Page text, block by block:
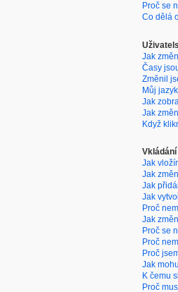
Proč se
Co dělá
Jak
Časy
Změnil
Můj
Jak
Jak
Když
Jak
Jak
Jak
Jak
Proč
Jak
Proč se
Proč
Proč
Jak
K čemu
Proč